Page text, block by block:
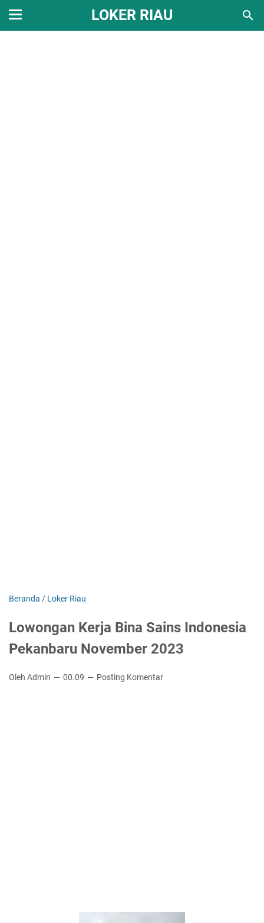
LOKER RIAU
Beranda / Loker Riau
Lowongan Kerja Bina Sains Indonesia
Pekanbaru November 2023
Oleh Admin 00.09 Posting Komentar